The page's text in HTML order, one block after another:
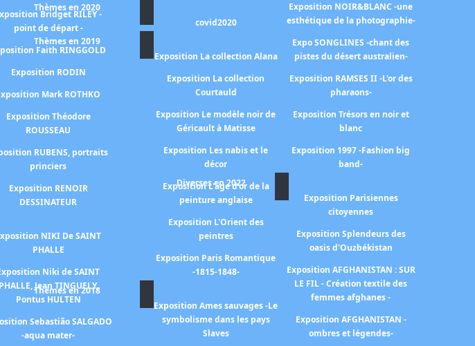
Bridget RILEY -
point de départ -
Faith RINGGOLD
Exposition RODIN
Mark ROTHKO
Exposition Théodore
ROUSSEAU
RUBENS, portraits
princiers
Exposition RENOIR
DESSINATEUR
NIKI De SAINT
PHALLE
Niki de SAINT
PHALLE, Jean TINGUELY,
Pontus HULTEN
Sebastião SALGADO
-aqua mater-
Thèmes en 2020
covid2020
Thèmes en 2019
Exposition La collection Alana
Exposition La collection
Courtauld
Exposition Le modèle noir de
Géricault à Matisse
Exposition Les nabis et le
décor
Exposition L'age d'or de la
peinture anglaise
Exposition L'Orient des
peintres
Exposition Paris Romantique
-1815-1848-
Thèmes en 2018
Exposition Ames sauvages -Le
symbolisme dans les pays
Slaves
Exposition NOIR&BLANC -une
esthétique de la photographie-
Expo SONGLINES -chant des
pistes du désert australien-
Exposition RAMSES II -L'or des
pharaons-
Exposition Trésors en noir et
blanc
Exposition 1997 -Fashion big
band-
Diverses en 2022
Exposition Parisiennes
citoyennes
Exposition Splendeurs des
oasis d'Ouzbékistan
Exposition AFGHANISTAN : SUR
LE FIL - Création textile des
femmes afghanes -
Exposition AFGHANISTAN -
ombres et légendes-